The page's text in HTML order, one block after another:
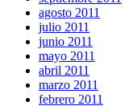
agosto 2011
julio 2011
junio 2011
mayo 2011
abril 2011
marzo 2011
febrero 2011